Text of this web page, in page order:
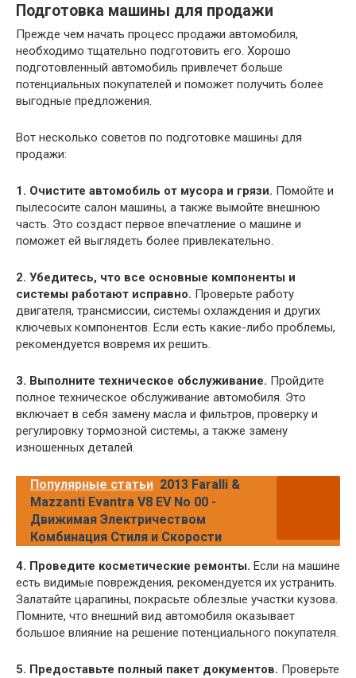
Подготовка машины для продажи
Прежде чем начать процесс продажи автомобиля,
необходимо тщательно подготовить его. Хорошо
подготовленный автомобиль привлечет больше
потенциальных покупателей и поможет получить более
выгодные предложения.
Вот несколько советов по подготовке машины для
продажи:
1. Очистите автомобиль от мусора и грязи. Помойте и
пылесосите салон машины, а также вымойте внешнюю
часть. Это создаст первое впечатление о машине и
поможет ей выглядеть более привлекательно.
2. Убедитесь, что все основные компоненты и
системы работают исправно. Проверьте работу
двигателя, трансмиссии, системы охлаждения и других
ключевых компонентов. Если есть какие-либо проблемы,
рекомендуется вовремя их решить.
3. Выполните техническое обслуживание. Пройдите
полное техническое обслуживание автомобиля. Это
включает в себя замену масла и фильтров, проверку и
регулировку тормозной системы, а также замену
изношенных деталей.
Популярные статьи 2013 Faralli &
Mazzanti Evantra V8 EV No 00 -
Движимая Электричеством
Комбинация Стиля и Скорости
4. Проведите косметические ремонты. Если на машине
есть видимые повреждения, рекомендуется их устранить.
Залатайте царапины, покрасьте облезлые участки кузова.
Помните, что внешний вид автомобиля оказывает
большое влияние на решение потенциального покупателя.
5. Предоставьте полный пакет документов. Проверьте